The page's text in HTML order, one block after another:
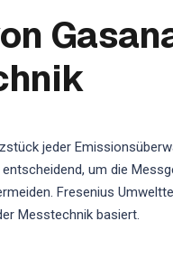
jeder
um die
Fresenius
Messtechnik basiert.